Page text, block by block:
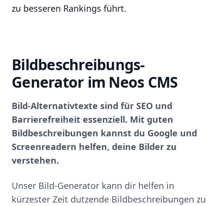
zu besseren Rankings führt.
Bildbeschreibungs-
Generator im Neos CMS
Bild-Alternativtexte sind für SEO und
Barrierefreiheit essenziell. Mit guten
Bildbeschreibungen kannst du Google und
Screenreadern helfen, deine Bilder zu
verstehen.
Unser Bild-Generator kann dir helfen in
kürzester Zeit dutzende Bildbeschreibungen zu